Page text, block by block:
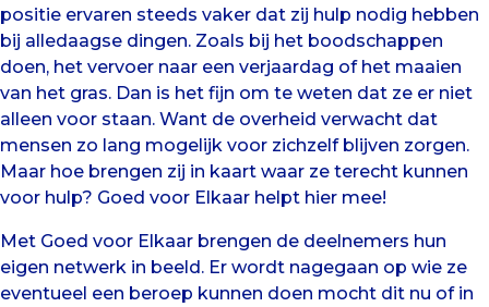
voor
Elkaar
positie ervaren steeds vaker dat zij hulp nodig hebben
bij alledaagse dingen. Zoals bij het boodschappen
doen, het vervoer naar een verjaardag of het maaien
van het gras. Dan is het fijn om te weten dat ze er niet
alleen voor staan. Want de overheid verwacht dat
mensen zo lang mogelijk voor zichzelf blijven zorgen.
Maar hoe brengen zij in kaart waar ze terecht kunnen
voor hulp? Goed voor Elkaar helpt hier mee!
Met Goed voor Elkaar brengen de deelnemers hun
eigen netwerk in beeld. Er wordt nagegaan op wie ze
eventueel een beroep kunnen doen mocht dit nu of in